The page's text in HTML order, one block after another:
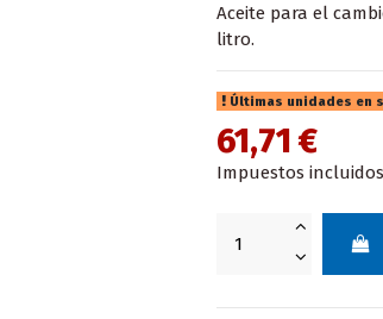
Aceite para el
litro.
Últimas unidades en
61,71 €
Impuestos incluidos